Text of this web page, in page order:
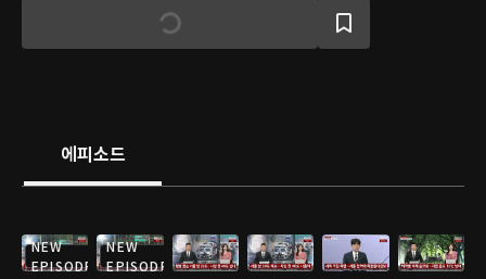
에피소드
NEW
EPISODE
NEW
EPISODE